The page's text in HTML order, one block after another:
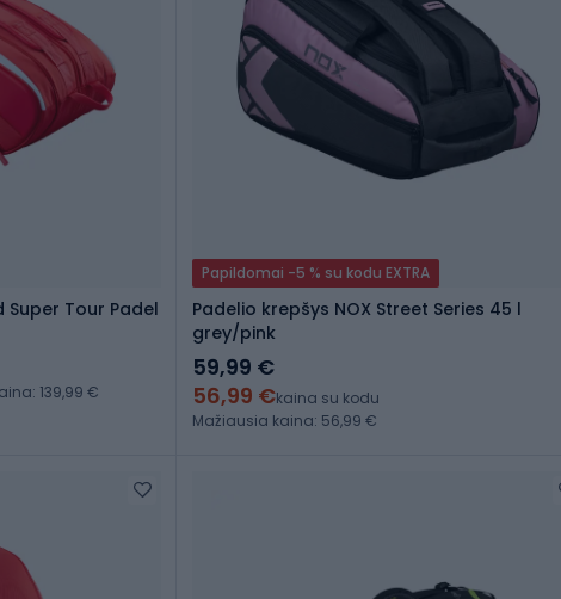
Super Tour Padel
139,99 €
Papildomai -5 % su kodu EXTRA
Padelio krepšys NOX Street Series 45 l
grey/pink
59,99 €
56,99 €kaina su kodu
Mažiausia kaina: 56,99 €